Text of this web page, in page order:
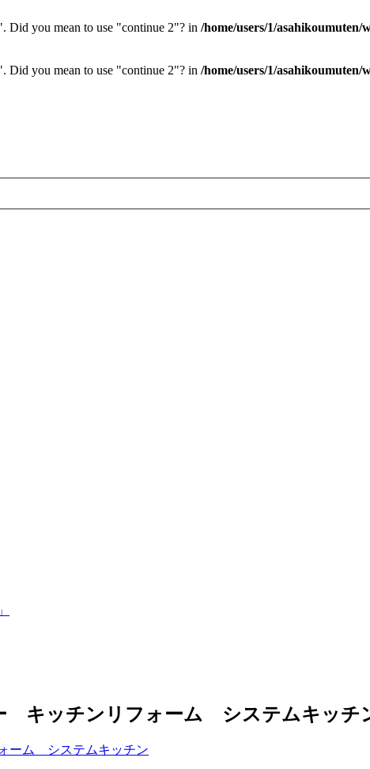
Did you mean to use "continue 2"? in /home/users/1/
Did you mean to use "continue 2"? in /home/users/1/
キッチンリフォーム システムキッチ